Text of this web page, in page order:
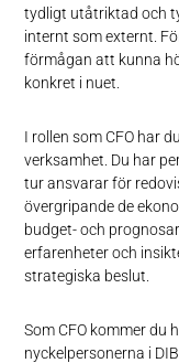
tydligt utåtriktad och
internt som externt.
förmågan att kunna
konkret i nuet.
I rollen som CFO har
verksamhet. Du har
tur ansvarar för
övergripande de
budget- och
erfarenheter och
strategiska beslut.
Som CFO kommer du
nyckelpersonerna i